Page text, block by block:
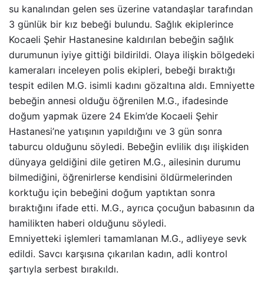
su kanalından gelen ses üzerine vatandaşlar tarafından
3 günlük bir kız bebeği bulundu. Sağlık ekiplerince
Kocaeli Şehir Hastanesine kaldırılan bebeğin sağlık
durumunun iyiye gittiği bildirildi. Olaya ilişkin bölgedeki
kameraları inceleyen polis ekipleri, bebeği bıraktığı
tespit edilen M.G. isimli kadını gözaltına aldı. Emniyette
bebeğin annesi olduğu öğrenilen M.G., ifadesinde
doğum yapmak üzere 24 Ekim’de Kocaeli Şehir
Hastanesi’ne yatışının yapıldığını ve 3 gün sonra
taburcu olduğunu söyledi. Bebeğin evlilik dışı ilişkiden
dünyaya geldiğini dile getiren M.G., ailesinin durumu
bilmediğini, öğrenirlerse kendisini öldürmelerinden
korktuğu için bebeğini doğum yaptıktan sonra
bıraktığını ifade etti. M.G., ayrıca çocuğun babasının da
hamilikten haberi olduğunu söyledi.
Emniyetteki işlemleri tamamlanan M.G., adliyeye sevk
edildi. Savcı karşısına çıkarılan kadın, adli kontrol
şartıyla serbest bırakıldı.